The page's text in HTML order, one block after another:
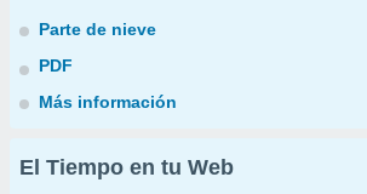
Parte de nieve
PDF
Más información
El Tiempo en tu Web